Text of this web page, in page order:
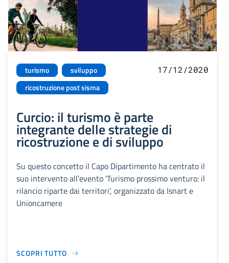
turismo
sviluppo
ricostruzione post sisma
17/12/2020
Curcio: il turismo è parte
integrante delle strategie di
ricostruzione e di sviluppo
Su questo concetto il Capo Dipartimento ha centrato il
suo intervento all’evento 'Turismo prossimo venturo: il
rilancio riparte dai territori', organizzato da Isnart e
Unioncamere
SCOPRI TUTTO